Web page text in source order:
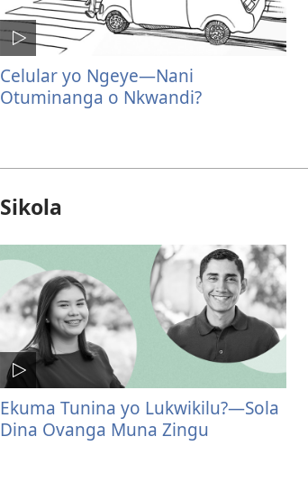
Celular yo Ngeye—Nani
Otuminanga o Nkwandi?
Sikola
Ekuma Tunina yo Lukwikilu?—Sola
Dina Ovanga Muna Zingu